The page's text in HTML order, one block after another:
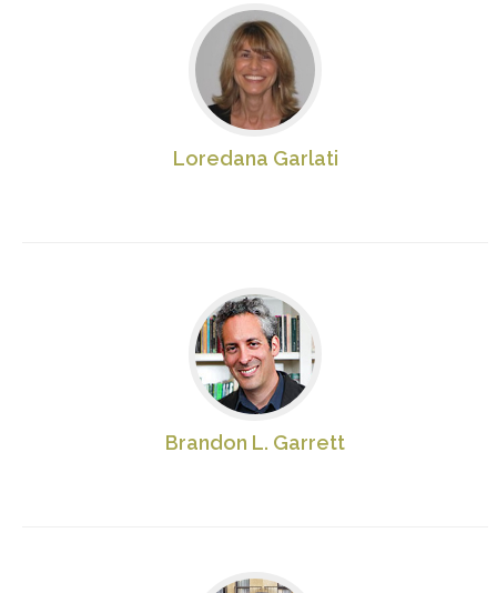
Loredana Garlati
Brandon L. Garrett